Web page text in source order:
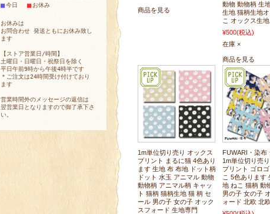
商品を見る
動物 動物柄 生
生地 猫柄生地
こ オックス生地
¥500(税込)
在庫 ×
商品を見る
1m単位切り売り オックス
プリント まるに猫 4色あり
ます 生地 布 布地 ドット柄
ドット 水玉 アニマル 動物
動物柄 アニマル柄 キャッ
ト 猫柄 猫柄生地 猫 柄 セ
ール 男の子 女の子 オック
スフォード 生地専門
FUWARI・染布
1m単位切り売
プリント ゴロ
こ 5色あります
地 ねこ 猫柄 動
男の子 女の子
ォード 北欧 北
■今日 ■お休み
お休みは
お問合わせ 発送ともにお休み致し
ます
【ストア営業日/時間】
土曜日・日曜日・祝祭日を除く
平日午前9時から午後4時半です
＊ご注文は24時間受け付けており
ます
営業時間外のメッセージの返信は
翌営業日となりますので御了承下さ
い。